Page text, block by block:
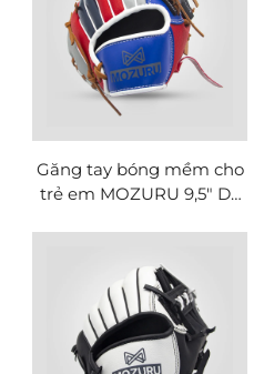
Găng tay bóng mềm cho
trẻ em MOZURU 9,5" Da